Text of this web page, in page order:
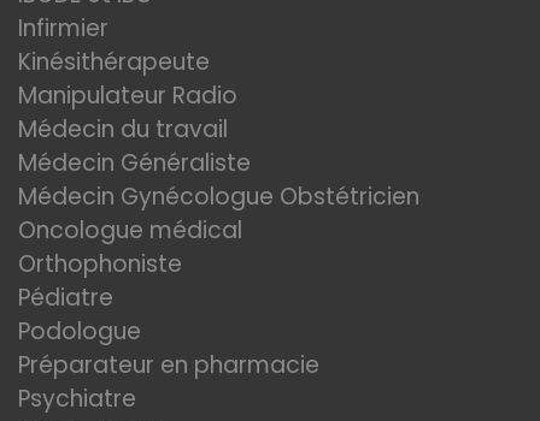
Infirmier
Kinésithérapeute
Manipulateur Radio
Médecin du travail
Médecin Généraliste
Médecin Gynécologue Obstétricien
Oncologue médical
Orthophoniste
Pédiatre
Podologue
Préparateur en pharmacie
Psychiatre